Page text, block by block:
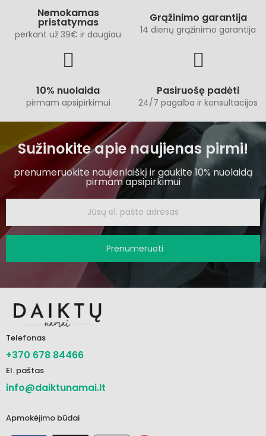
Nemokamas
pristatymas
perkant už 39€ ir daugiau
Grąžinimo garantija
14 dienų grąžinimo garantija
10% nuolaida
pirmam apsipirkimui
Pasiruošę padėti
24/7 pagalba ir konsultacijos
Sužinokite apie naujienas pirmi!
prenumeruokite naujienlaiškį ir gaukite 10% nuolaidą
pirmam apsipirkimui
Prenumeruoti
Telefonas
+370 678 84466
El. paštas
info@daiktunamai.lt
Apmokėjimo būdai